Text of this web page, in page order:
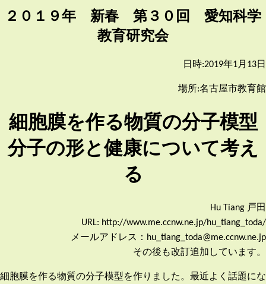
２０１９年 新春 第３０回 愛知科学
教育研究会
日時:2019年1月13日
場所:名古屋市教育館
細胞膜を作る物質の分子模型
分子の形と健康について考え
る
Hu Tiang 戸田
URL: http://www.me.ccnw.ne.jp/hu_tiang_toda/
メールアドレス：hu_tiang_toda@me.ccnw.ne.jp
その後も改訂追加しています。
細胞膜を作る物質の分子模型を作りました。最近よく話題にな